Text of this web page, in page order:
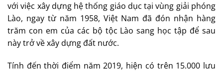
với việc xây dựng hệ thống giáo dục tại vùng giải phóng
Lào, ngay từ năm 1958, Việt Nam đã đón nhận hàng
trăm con em của các bộ tộc Lào sang học tập để sau
này trở về xây dựng đất nước.
Tính đến thời điểm năm 2019, hiện có trên 15.000 lưu